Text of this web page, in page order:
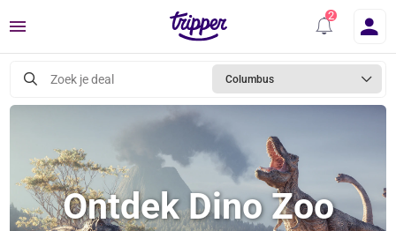
Menu
Zoek je deal Columbus
Ontdek Dino Zoo